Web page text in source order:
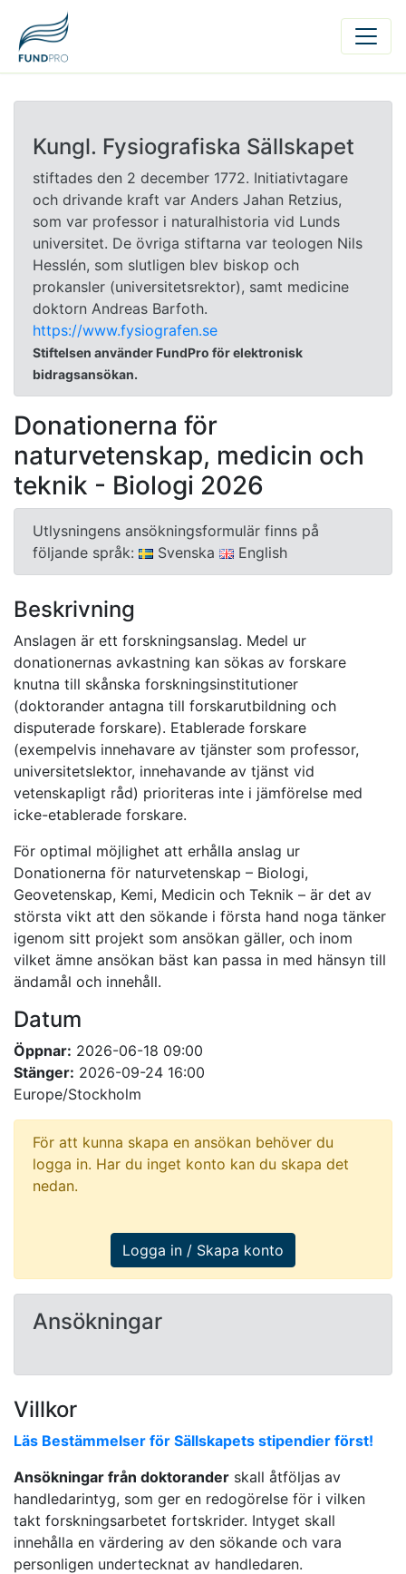
Kungl. Fysiografiska Sällskapet
stiftades den 2 december 1772. Initiativtagare
och drivande kraft var Anders Jahan Retzius,
som var professor i naturalhistoria vid Lunds
universitet. De övriga stiftarna var teologen Nils
Hesslén, som slutligen blev biskop och
prokansler (universitetsrektor), samt medicine
doktorn Andreas Barfoth.
https://www.fysiografen.se
Stiftelsen använder FundPro för elektronisk
bidragsansökan.
Donationerna för
naturvetenskap, medicin och
teknik - Biologi 2026
Utlysningens ansökningsformulär finns på
följande språk:
Svenska English
Beskrivning
Anslagen är ett forskningsanslag. Medel ur
donationernas avkastning kan sökas av forskare
knutna till skånska forskningsinstitutioner
(doktorander antagna till forskarutbildning och
disputerade forskare). Etablerade forskare
(exempelvis innehavare av tjänster som professor,
universitetslektor, innehavande av tjänst vid
vetenskapligt råd) prioriteras inte i jämförelse med
icke-etablerade forskare.
För optimal möjlighet att erhålla anslag ur
Donationerna för naturvetenskap – Biologi,
Geovetenskap, Kemi, Medicin och Teknik – är det av
största vikt att den sökande i första hand noga tänker
igenom sitt projekt som ansökan gäller, och inom
vilket ämne ansökan bäst kan passa in med hänsyn till
ändamål och innehåll.
Datum
Öppnar: 2026-06-18 09:00
Stänger: 2026-09-24 16:00
Europe/Stockholm
För att kunna skapa en ansökan behöver du
logga in. Har du inget konto kan du skapa det
nedan.
Logga in / Skapa konto
Ansökningar
Villkor
Läs Bestämmelser för Sällskapets stipendier först!
Ansökningar från doktorander skall åtföljas av
handledarintyg, som ger en redogörelse för i vilken
takt forskningsarbetet fortskrider. Intyget skall
innehålla en värdering av den sökande och vara
personligen undertecknat av handledaren.